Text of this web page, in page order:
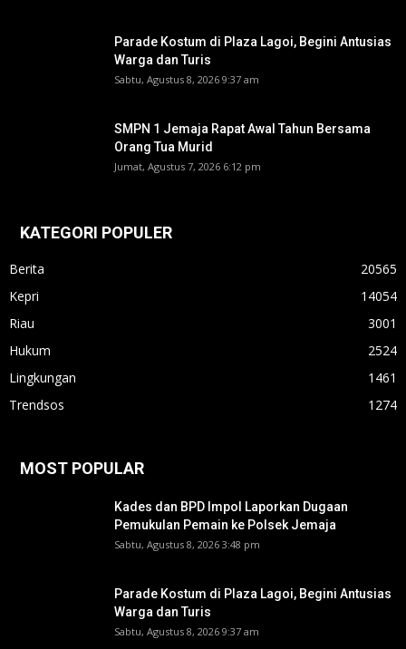
Parade Kostum di Plaza Lagoi, Begini Antusias
Warga dan Turis
Sabtu, Agustus 8, 2026 9:37 am
SMPN 1 Jemaja Rapat Awal Tahun Bersama
Orang Tua Murid ‎
Jumat, Agustus 7, 2026 6:12 pm
KATEGORI POPULER
Berita
20565
Kepri
14054
Riau
3001
Hukum
2524
Lingkungan
1461
Trendsos
1274
MOST POPULAR
Kades dan BPD Impol Laporkan Dugaan
Pemukulan Pemain ke Polsek Jemaja
Sabtu, Agustus 8, 2026 3:48 pm
Parade Kostum di Plaza Lagoi, Begini Antusias
Warga dan Turis
Sabtu, Agustus 8, 2026 9:37 am